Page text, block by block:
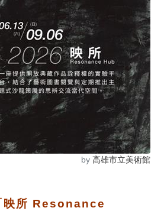
by 高雄市立美術館
映所 Resonance